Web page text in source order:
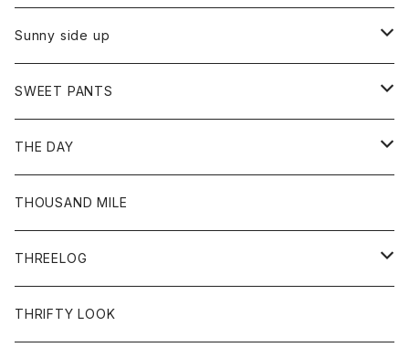
カーディガン
ワンピース
コート
オーバーオール
ブレスレット
リング
ブーツ
サンダル
Sunny side up
アウター
Ｇジャン
ボトム
ジーンズ
SWEET PANTS
ボトム
ショートパンツ
THE DAY
トップス
Tシャツ
THOUSAND MILE
THREELOG
トップス
THRIFTY LOOK